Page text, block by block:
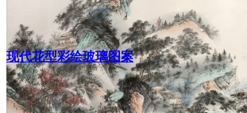
现代花型彩绘玻璃图案